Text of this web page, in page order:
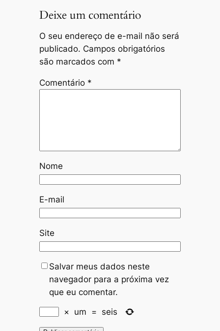
Deixe um comentário
O seu endereço de e-mail não será
publicado. Campos obrigatórios
são marcados com *
Comentário *
Nome
E-mail
Site
Salvar meus dados neste
navegador para a próxima vez
que eu comentar.
× um = seis